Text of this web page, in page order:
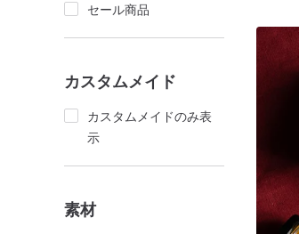
セール商品
カスタムメイド
カスタムメイドのみ表
示
素材